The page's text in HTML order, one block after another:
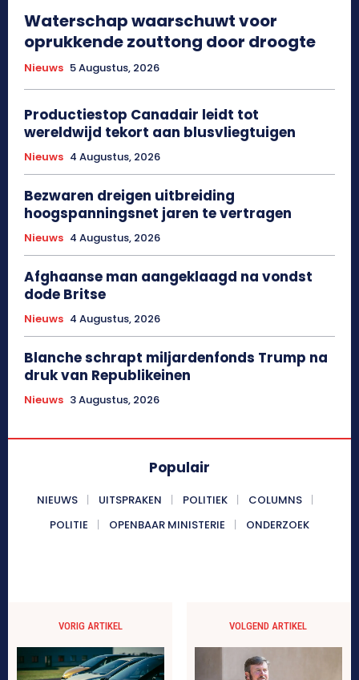
Waterschap waarschuwt voor
oprukkende zouttong door droogte
Nieuws 5 Augustus, 2026
Productiestop Canadair leidt tot
wereldwijd tekort aan blusvliegtuigen
Nieuws 4 Augustus, 2026
Bezwaren dreigen uitbreiding
hoogspanningsnet jaren te vertragen
Nieuws 4 Augustus, 2026
Afghaanse man aangeklaagd na vondst
dode Britse
Nieuws 4 Augustus, 2026
Blanche schrapt miljardenfonds Trump na
druk van Republikeinen
Nieuws 3 Augustus, 2026
Populair
NIEUWS UITSPRAKEN POLITIEK
COLUMNS
POLITIE
OPENBAAR MINISTERIE ONDERZOEK
VORIG ARTIKEL VOLGEND ARTIKEL